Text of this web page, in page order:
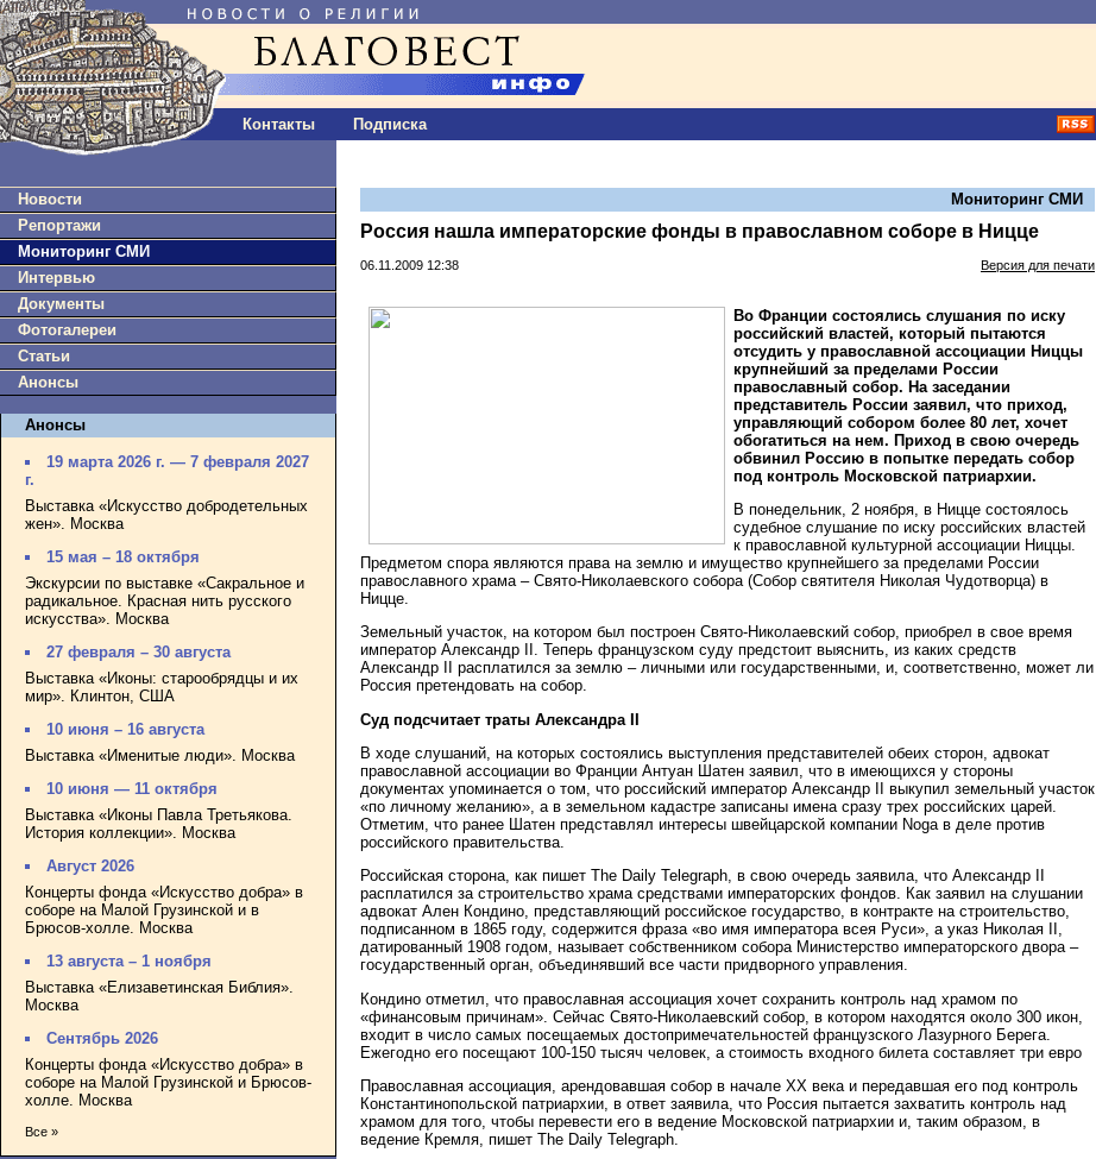
Контакты Подписка
Новости
Репортажи
Мониторинг СМИ
Интервью
Документы
Фотогалереи
Статьи
Анонсы
Анонсы
19 марта 2026 г. — 7 февраля 2027
г.
Выставка «Искусство добродетельных
жен». Москва
15 мая – 18 октября
Экскурсии по выставке «Сакральное и
радикальное. Красная нить русского
искусства». Москва
27 февраля – 30 августа
Выставка «Иконы: старообрядцы и их
мир». Клинтон, США
10 июня – 16 августа
Выставка «Именитые люди». Москва
10 июня — 11 октября
Выставка «Иконы Павла Третьякова.
История коллекции». Москва
Август 2026
Концерты фонда «Искусство добра» в
соборе на Малой Грузинской и в
Брюсов-холле. Москва
13 августа – 1 ноября
Выставка «Елизаветинская Библия».
Москва
Сентябрь 2026
Концерты фонда «Искусство добра» в
соборе на Малой Грузинской и Брюсов-
холле. Москва
Все »
Мониторинг СМИ
Россия нашла императорские фонды в православном соборе в Ницце
06.11.2009 12:38 Версия для печати
Во Франции состоялись слушания по иску
российский властей, который пытаются
отсудить у православной ассоциации Ниццы
крупнейший за пределами России
православный собор. На заседании
представитель России заявил, что приход,
управляющий собором более 80 лет, хочет
обогатиться на нем. Приход в свою очередь
обвинил Россию в попытке передать собор
под контроль Московской патриархии.
В понедельник, 2 ноября, в Ницце состоялось
судебное слушание по иску российских властей
к православной культурной ассоциации Ниццы.
Предметом спора являются права на землю и имущество крупнейшего за пределами России
православного храма – Свято-Николаевского собора (Собор святителя Николая Чудотворца) в
Ницце.
Земельный участок, на котором был построен Свято-Николаевский собор, приобрел в свое время
император Александр II. Теперь французском суду предстоит выяснить, из каких средств
Александр II расплатился за землю – личными или государственными, и, соответственно, может ли
Россия претендовать на собор.
Суд подсчитает траты Александра II
В ходе слушаний, на которых состоялись выступления представителей обеих сторон, адвокат
православной ассоциации во Франции Антуан Шатен заявил, что в имеющихся у стороны
документах упоминается о том, что российский император Александр II выкупил земельный участок
«по личному желанию», а в земельном кадастре записаны имена сразу трех российских царей.
Отметим, что ранее Шатен представлял интересы швейцарской компании Noga в деле против
российского правительства.
Российская сторона, как пишет The Daily Telegraph, в свою очередь заявила, что Александр II
расплатился за строительство храма средствами императорских фондов. Как заявил на слушании
адвокат Ален Кондино, представляющий российское государство, в контракте на строительство,
подписанном в 1865 году, содержится фраза «во имя императора всея Руси», а указ Николая II,
датированный 1908 годом, называет собственником собора Министерство императорского двора –
государственный орган, объединявший все части придворного управления.
Кондино отметил, что православная ассоциация хочет сохранить контроль над храмом по
«финансовым причинам». Сейчас Свято-Николаевский собор, в котором находятся около 300 икон,
входит в число самых посещаемых достопримечательностей французского Лазурного Берега.
Ежегодно его посещают 100-150 тысяч человек, а стоимость входного билета составляет три евро
Православная ассоциация, арендовавшая собор в начале XX века и передавшая его под контроль
Константинопольской патриархии, в ответ заявила, что Россия пытается захватить контроль над
храмом для того, чтобы перевести его в ведение Московской патриархии и, таким образом, в
ведение Кремля, пишет The Daily Telegraph.